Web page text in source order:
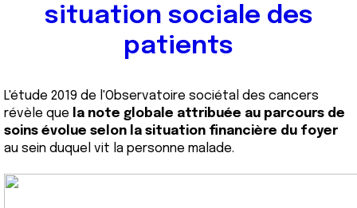
situation sociale des
patients
L'étude 2019 de l'Observatoire sociétal des cancers
révèle que
la note globale attribuée au parcours de
soins évolue selon la situation financière du foyer
au sein duquel vit la personne malade.